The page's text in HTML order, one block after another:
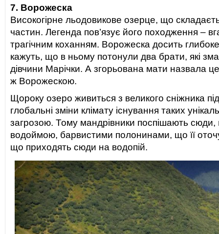
7. Ворожеска
Високогірне льодовикове озерце, що
частин. Легенда пов’язує його походження –
трагічним коханням. Ворожеска досить
кажуть, що в ньому потонули два брати, які
дівчини Марічки. А згорьована мати назвала
ж Ворожескою.
Щороку озеро живиться з великого сніжника
глобальні зміни клімату існування таких
загрозою. Тому мандрівники поспішають
водоймою, барвистими полонинами, що її
що приходять сюди на водопій.